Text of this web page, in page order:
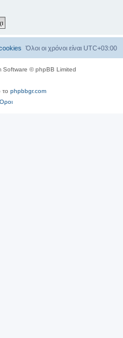
Όλοι οι χρόνοι είναι UTC+03:00
Software © phpBB Limited
το phpbbgr.com